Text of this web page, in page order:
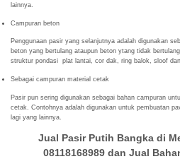
lainnya.
Campuran beton
Penggunaan pasir yang selanjutnya adalah digunakan
beton yang bertulang ataupun beton ytang tidak
struktur pondasi plat lantai, cor dak, ring balok, sloof
Sebagai campuran material cetak
Pasir pun sering digunakan sebagai bahan campuran
cetak. Contohnya adalah digunakan untuk pembuatan
lagi yang lainnya.
Jual Pasir Putih Bangka di
08118168989 dan Jual